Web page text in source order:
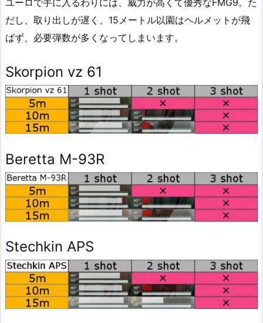
ユーロで手に入るわりには、威力が高くて優秀なFMG9。た
だし、取り出しが遅く、15メートル以園はヘルメットが飛
ばず、必要弾数が多くなってしまいます。
Skorpion vz 61
Beretta M-93R
Stechkin APS